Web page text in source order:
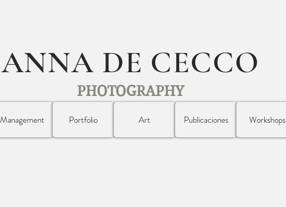
ANNA DE CECCO
PHOTOGRAPHY
Management Portfolio Art Publicaciones Workshops